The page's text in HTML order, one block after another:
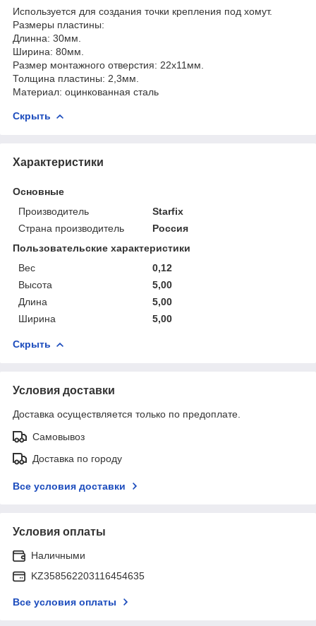
Используется для создания точки крепления под хомут.
Размеры пластины:
Длинна: 30мм.
Ширина: 80мм.
Размер монтажного отверстия: 22х11мм.
Толщина пластины: 2,3мм.
Материал: оцинкованная сталь
Скрыть
Характеристики
Основные
Производитель
Starfix
Страна производитель
Россия
Пользовательские характеристики
Вес
0,12
Высота
5,00
Длина
5,00
Ширина
5,00
Скрыть
Условия доставки
Доставка осуществляется только по предоплате.
Самовывоз
Доставка по городу
Все условия доставки
Условия оплаты
Наличными
KZ358562203116454635
Все условия оплаты